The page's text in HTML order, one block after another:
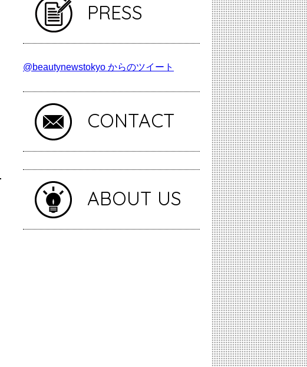
PRESS
@beautynewstokyo からのツイート
CONTACT
ABOUT US